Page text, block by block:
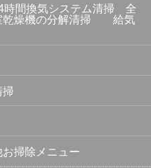
換気システム清掃 全
の分解清掃 給気
掃
お掃除メニュー